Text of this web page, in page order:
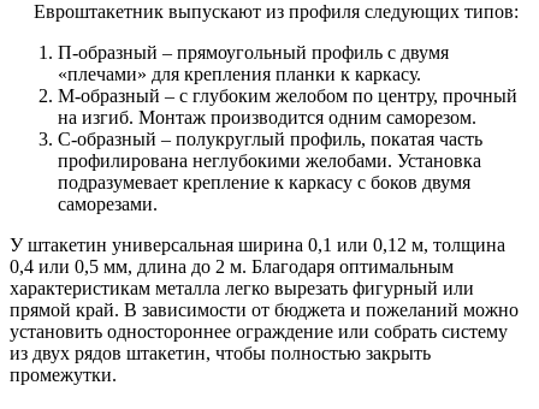
Евроштакетник выпускают из профиля следующих типов:
П-образный – прямоугольный профиль с двумя
«плечами» для крепления планки к каркасу.
М-образный – с глубоким желобом по центру, прочный
на изгиб. Монтаж производится одним саморезом.
С-образный – полукруглый профиль, покатая часть
профилирована неглубокими желобами. Установка
подразумевает крепление к каркасу с боков двумя
саморезами.
У штакетин универсальная ширина 0,1 или 0,12 м, толщина
0,4 или 0,5 мм, длина до 2 м. Благодаря оптимальным
характеристикам металла легко вырезать фигурный или
прямой край. В зависимости от бюджета и пожеланий можно
установить одностороннее ограждение или собрать систему
из двух рядов штакетин, чтобы полностью закрыть
промежутки.